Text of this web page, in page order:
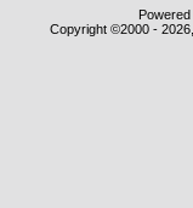
Copyright ©2000 -